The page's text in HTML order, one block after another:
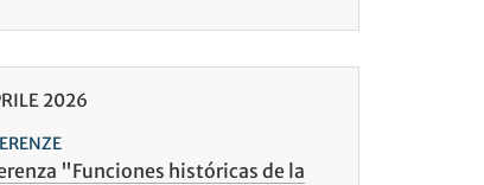
2026
"Funciones históricas de la